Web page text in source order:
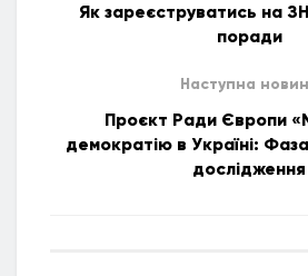
Як зареєструватись на
поради
Наступна
Проєкт Ради Європи
демократію в Україні:
дослідження